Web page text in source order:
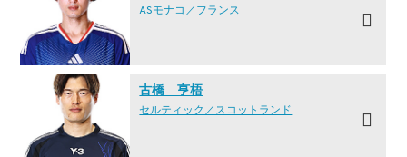
ASモナコ／フランス
古橋 亨梧
セルティック／スコットランド